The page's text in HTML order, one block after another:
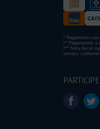
* Pagamento
** Pagamentos a
*** Nota fiscal
serviço, conforme
PARTICIPE